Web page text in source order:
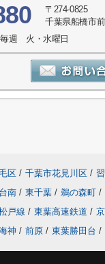
〒274-0825
千葉県船橋市
週 火・水曜日
区 / 千葉市花見川区 /
南 / 東千葉 / 鵜の森町 /
戸線 / 東葉高速鉄道 /
神 / 前原 / 東葉勝田台 /